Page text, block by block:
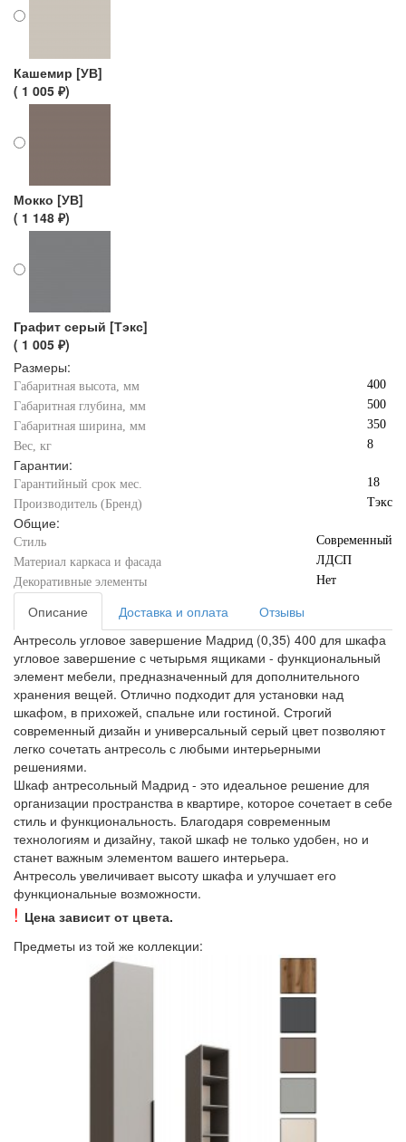
Кашемир [УВ]
( 1 005 ₽)
Мокко [УВ]
( 1 148 ₽)
Графит серый [Тэкс]
( 1 005 ₽)
Размеры:
Габаритная высота, мм
400
Габаритная глубина, мм
500
Габаритная ширина, мм
350
Вес, кг
8
Гарантии:
Гарантийный срок мес.
18
Производитель (Бренд)
Тэкс
Общие:
Стиль
Современный
Материал каркаса и фасада
ЛДСП
Декоративные элементы
Нет
Описание Доставка и оплата
Отзывы
Антресоль угловое завершение Мадрид (0,35) 400 для шкафа
угловое завершение с четырьмя ящиками - функциональный
элемент мебели, предназначенный для дополнительного
хранения вещей. Отлично подходит для установки над
шкафом, в прихожей, спальне или гостиной. Строгий
современный дизайн и универсальный серый цвет позволяют
легко сочетать антресоль с любыми интерьерными
решениями.
Шкаф антресольный Мадрид - это идеальное решение для
организации пространства в квартире, которое сочетает в себе
стиль и функциональность. Благодаря современным
технологиям и дизайну, такой шкаф не только удобен, но и
станет важным элементом вашего интерьера.
Антресоль увеличивает высоту шкафа и улучшает его
функциональные возможности.
! Цена зависит от цвета.
Предметы из той же коллекции: